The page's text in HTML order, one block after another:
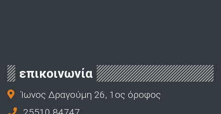
επικοινωνία
Ίωνος Δραγούμη 26, 1ος όροφος